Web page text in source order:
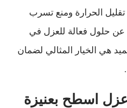
الحرارة ومنع تسرب
عن حلول فعالة للعزل في
هي الخيار المثالي لضمان
اسطح بعنيزة